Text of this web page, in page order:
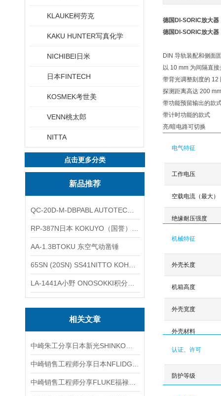
KLAUKE柯劳克
KAKU HUNTER写真化学
NICHIBEI日米
日本FINTECH
KOSMEK考世美
VENN桃太郎
NITTA
点击更多分类
新品推荐
AA-1.3BTOKU 东空气动凿锤
相关文章
德国DI-SORIC放大器
德国DI-SORIC放大器
DIN 导轨装配和侧面
以 10 mm 为间隔直接
带背光调整刻度的 12
探测距离高达 200
带功能预留输出的款
带计时功能的款式
亮/暗电路可切换
电气特征
工作电压
空载电流（最大）
绝缘耐压强度
机械特征
外壳长度
机箱高度
外壳宽度
外壳材料
认证、许可
防护等级